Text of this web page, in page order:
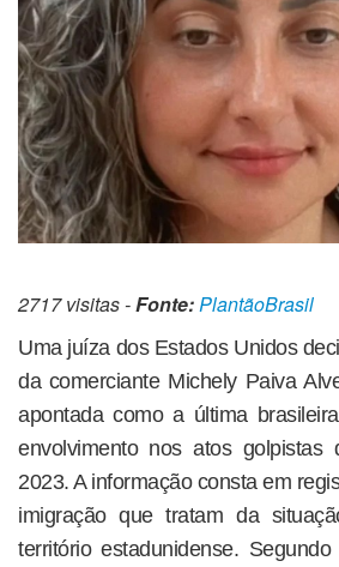
2717 visitas -Fonte:PlantãoBrasil
Uma juíza dos Estados Unidos
da comerciante Michely Paiva
apontada como a última
envolvimento nos atos
2023. A informação consta em
imigração que tratam da
território estadunidense.